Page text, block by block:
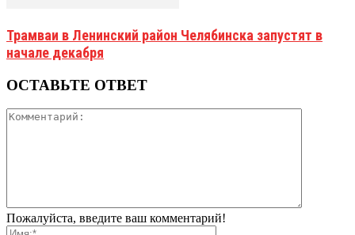
Трамваи в Ленинский район Челябинска запустят в
начале декабря
ОСТАВЬТЕ ОТВЕТ
Пожалуйста, введите ваш комментарий!